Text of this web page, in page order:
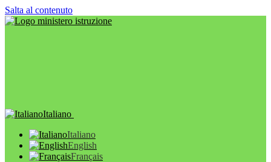
Salta al contenuto
Italiano
Italiano
English
Français